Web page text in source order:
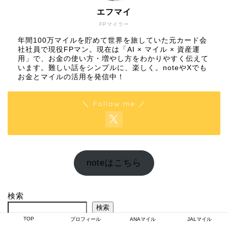
FPマイラー
エフマイ
年間100万マイルを貯めて世界を旅していた元カード会
社社員で現役FPマン。現在は「AI × マイル × 資産運
用」で、お金の使い方・増やし方をわかりやすく伝えて
います。難しい話をシンプルに、楽しく。noteやXでも
お金とマイルの活用を発信中！
＼ Follow me ／
noteはこちら
検索
検索
TOP プロフィール ANAマイル JALマイル